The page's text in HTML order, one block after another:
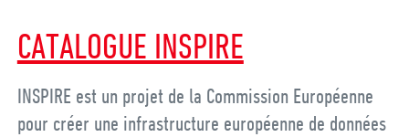
CATALOGUE INSPIRE
INSPIRE est un projet de la Commission Européenne
pour créer une infrastructure européenne de données